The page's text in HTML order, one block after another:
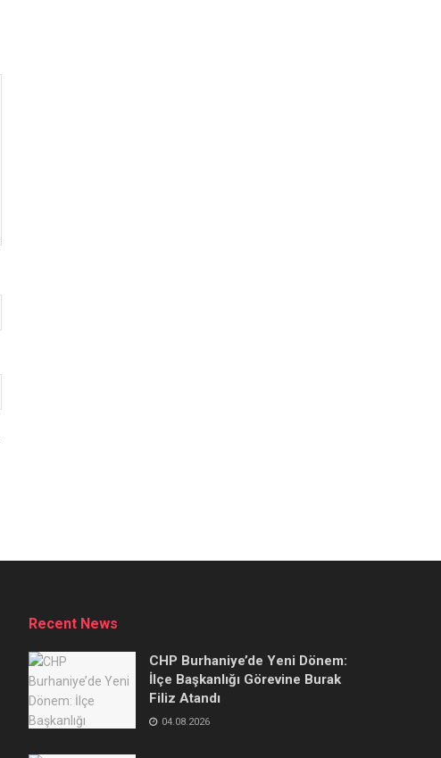
Recent News
CHP Burhaniye’de Yeni Dönem:
İlçe Başkanlığı Görevine Burak
Filiz Atandı
04.08.2026